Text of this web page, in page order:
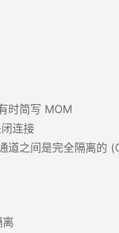
时简写 MOM
连接
道之间是完全隔离的